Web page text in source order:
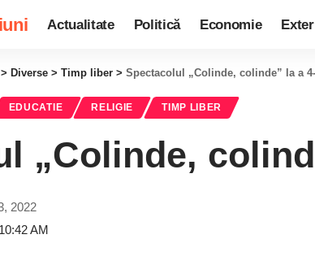
Actualitate Politică Economie
> Diverse > Timp liber > Spectacolul „Colinde, colinde” la a
EDUCATIE RELIGIE TIMP LIBER
„Colinde,
2022
AM